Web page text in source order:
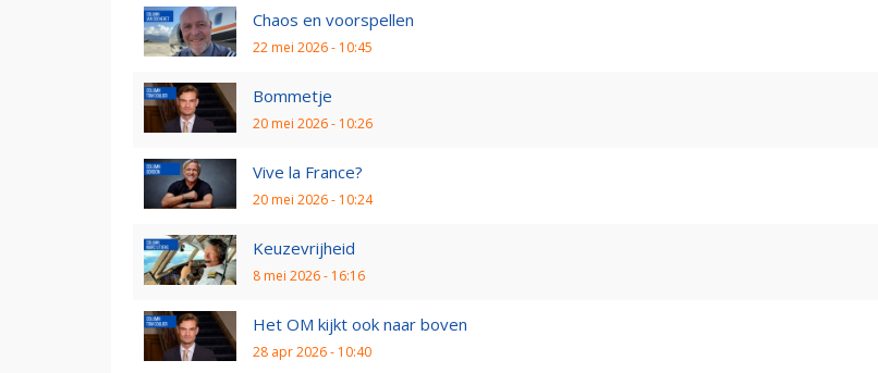
Chaos en voorspellen
22 mei 2026 - 10:45
Bommetje
20 mei 2026 - 10:26
Vive la France?
20 mei 2026 - 10:24
Keuzevrijheid
8 mei 2026 - 16:16
Het OM kijkt ook naar boven
28 apr 2026 - 10:40